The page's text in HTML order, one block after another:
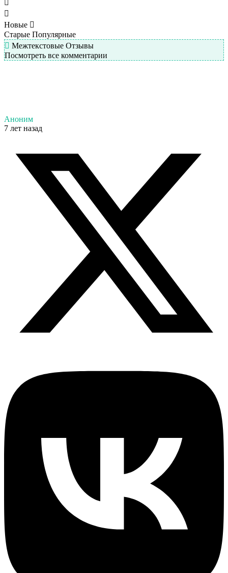
Новые
Старые Популярные
Межтекстовые Отзывы
Посмотреть все комментарии
Аноним
7 лет назад